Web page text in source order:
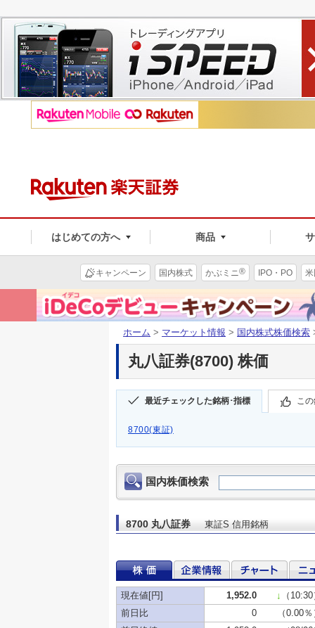
はじめての方へ 商品
キャンペーン 国内株式 かぶミニ® IPO・PO
ホーム > マーケット情報 > 国内株式株価検索
丸八証券(8700) 株価
最近チェックした銘柄･指標 こ
8700(東証)